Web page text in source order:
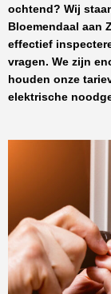
ochtend? Wij
Bloemendaal aan
effectief
vragen. We zijn
houden onze
elektrische